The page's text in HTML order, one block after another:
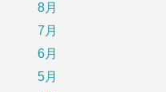
8月
7月
6月
5月